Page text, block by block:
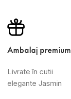
Ambalaj premium
Livrate în cutii
elegante Jasmin